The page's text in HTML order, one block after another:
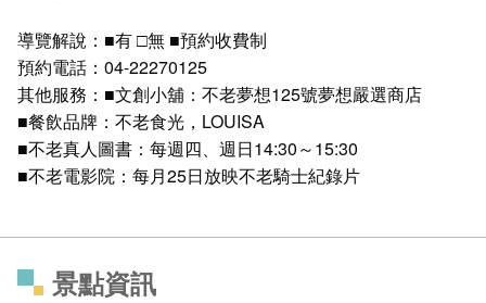
導覽解說：■有 □無 ■預約收費制
預約電話：04-22270125
其他服務：■文創小舖：不老夢想125號夢想嚴選商店
■餐飲品牌：不老食光，LOUISA
■不老真人圖書：每週四、週日14:30～15:30
■不老電影院：每月25日放映不老騎士紀錄片
景點資訊